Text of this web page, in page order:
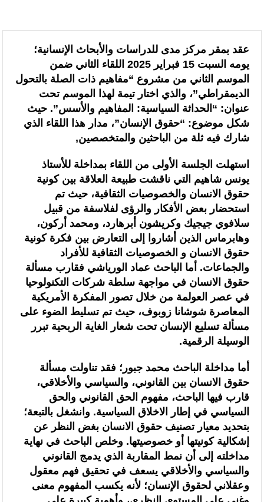
شمال إفريقيا والساحل وغرب إفريقيا (ANSCO) .(بيان صحفي )
قراءة سوسيولوجية :أزمة العبور الجماعي الأخيرة نحو سبتة تكشف عن موت
التاطير الحزبي وهيمنة الخوارزميات والصفحات الافتراضية
القوات المسلحة الملكية .. جاهزية عملياتية وتدخلات جوية منسقة لمكافحة
حرائق الغابات
تدبير ملف الهجرة “مسؤولية مشتركة” والمغرب “تحمل دوما نصيبه منها”
(مصدر حكومي)
برقية تهنئة إلى جلالة الملك من المدير العام لمنظمة “إيسيسكو” بمناسبة عيد
العرش المجيد
المنتخب المغربي للسيدات يتأهل إلى ربع النهائي عقب تعادله أمام نظيره
السنغالي (0-0)
عقد بمقر مركز مدى للدراسات والأبحاث الإنسانية؛
يومه السبت 15 فبراير 2025 اللقاء الثاني ضمن
الموسم الثاني من مشروع “مفاهيم ذات الصلة بالتحول
الديمقراطي”، والذي اختار تيمة لهذا الموسم تحت
عنوان: “الحداثة السياسية: المفاهيم والأسس”. حيث
شكل موضوع: “حقوق الإنسان”، مدار هذا اللقاء الذي
شارك فيه ثلة من الباحثين والمتخصصين,
استهلت الجلسة الأولى من اللقاء بمداخلة للأستاذ
يونس شاهيم التي ناقشت طبيعة العلاقة بين كونية
حقوق الانسان والخصوصيات الثقافية، حيث تم
استحضار بعض الأفكار والرؤى لفلاسفة من قبيل
سلافوي جيجيك وكريشون أبرهارد، ومحمد أركون،
وهابرماس الذين أشاروا إلى التعارض بين فكرة كونية
حقوق الانسان و الخصوصيات الثقافية للأفراد
والجماعات. أما الباحث عماد الورياشي فقارب مسألة
حقوق الانسان في مواجهة سلطة شركات التكنولوحيا
في عصر العولمة من خلال تصور المفكرة الأمريكية
المعاصرة شوشانا زوبوف، حيث تم تسليط الضوء على
مسألة تسليع الإنسان تحت شعار الغاية الربحية تبرر
الوسيلة الرقمية.
أما مداخلة الباحث محمد جبور؛ فقد تناولت مسألة
حقوق الانسان بين القانوني، والسياسي والأخلاقي،
قارب فيها الباحث، مفهوم الحق القانوني والحق
السياسي في إطار الاخلاق السياسية. وانشغل بالتبعة؛
بتحديد معيار تصنيف حقوق الانسان بغض النظر عن
إشكالية كونيتها أو خصوصيتها. وخلص الباحث في نهاية
مداخلته إلى أن نمط المقاربة الذي يدمج القانوني
والسياسي والأخلاقي يسعف في تحقيق فهم معقول
وعقلاني لحقوق الإنسان؛ لأنه يكسب المفهوم معنى